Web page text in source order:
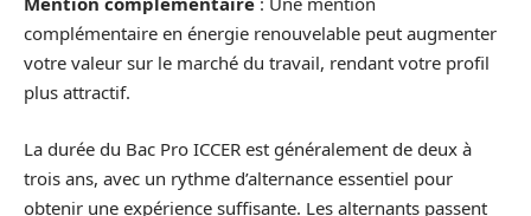
complémentaire en énergie renouvelable peut augmenter
votre valeur sur le marché du travail, rendant votre profil
plus attractif.
La durée du Bac Pro ICCER est généralement de deux à
trois ans, avec un rythme d’alternance essentiel pour
obtenir une expérience suffisante. Les alternants passent